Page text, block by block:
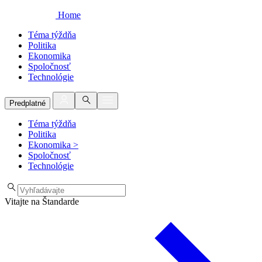
Home
Téma týždňa
Politika
Ekonomika
Spoločnosť
Technológie
Predplatné
Téma týždňa
Politika
Ekonomika >
Spoločnosť
Technológie
Vitajte na Štandarde